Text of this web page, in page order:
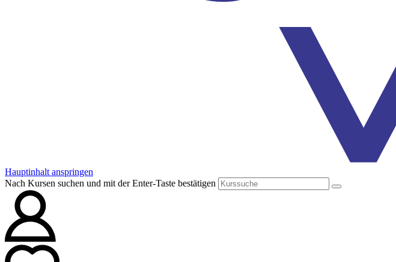
Hauptinhalt anspringen
Nach Kursen suchen und mit der Enter-Taste bestätigen